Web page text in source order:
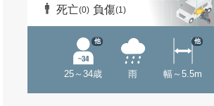
死亡(0) 負傷(1)
25～34歳
他
雨 幅～5.5m
他